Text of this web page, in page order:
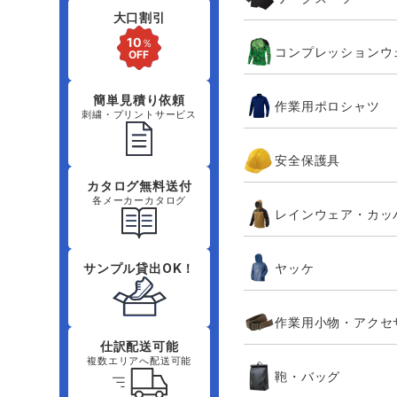
大口割引
簡単見積り依頼
刺繍・プリントサービス
カタログ無料送付
各メーカーカタログ
サンプル貸出OK！
仕訳配送可能
複数エリアへ配送可能
コンプレッションウ
作業用ポロシャツ
安全保護具
レインウェア・カッ
ヤッケ
作業用小物・アクセ
鞄・バッグ